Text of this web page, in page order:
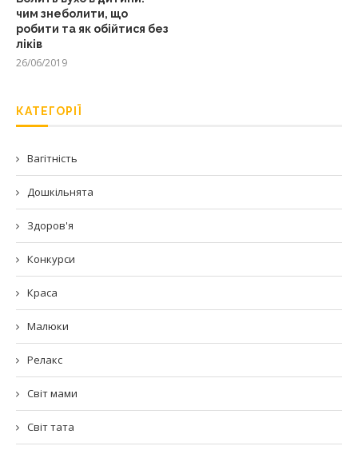
чим знеболити, що
робити та як обійтися без
ліків
26/06/2019
КАТЕГОРІЇ
Вагітність
Дошкільнята
Здоров'я
Конкурси
Краса
Малюки
Релакс
Світ мами
Світ тата